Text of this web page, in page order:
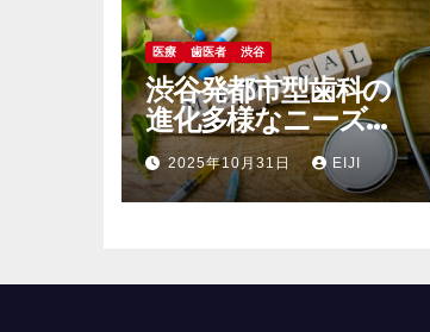
医療 歯医者 渋谷
渋谷発都市型歯科の
進化多様なニーズに
応える駅近医療と継
続ケアの最前線
2025年10月31日 EIJI